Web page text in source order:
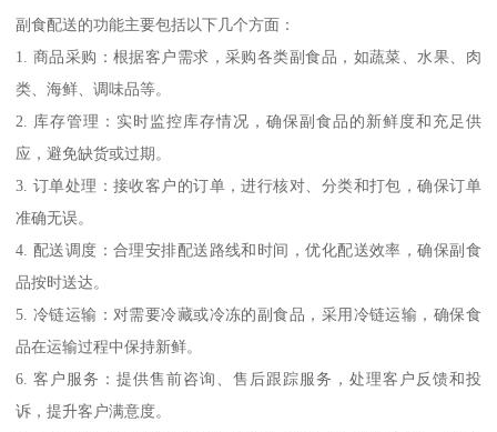
副食配送的功能主要包括以下几个方面：
1. 商品采购：根据客户需求，采购各类副食品，如蔬菜、水果、肉
类、海鲜、调味品等。
2. 库存管理：实时监控库存情况，确保副食品的新鲜度和充足供
应，避免缺货或过期。
3. 订单处理：接收客户的订单，进行核对、分类和打包，确保订单
准确无误。
4. 配送调度：合理安排配送路线和时间，优化配送效率，确保副食
品按时送达。
5. 冷链运输：对需要冷藏或冷冻的副食品，采用冷链运输，确保食
品在运输过程中保持新鲜。
6. 客户服务：提供售前咨询、售后跟踪服务，处理客户反馈和投
诉，提升客户满意度。